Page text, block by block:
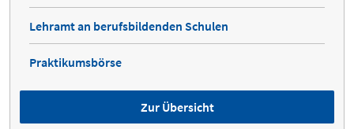
Lehramt an berufsbildenden Schulen
Praktikumsbörse
Zur Übersicht